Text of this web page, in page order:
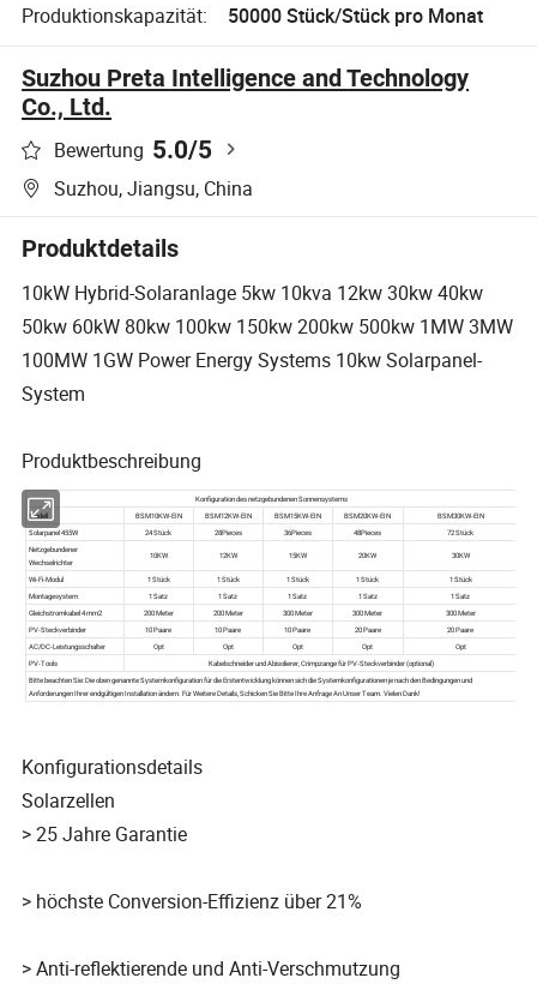
Produktionskapazität:
50000 Stück/Stück pro Monat
Suzhou Preta Intelligence and Technology
Co., Ltd.
Bewertung 5.0/5
Suzhou, Jiangsu, China
Produktdetails
10kW Hybrid-Solaranlage 5kw 10kva 12kw 30kw 40kw
50kw 60kW 80kw 100kw 150kw 200kw 500kw 1MW 3MW
100MW 1GW Power Energy Systems 10kw Solarpanel-
System
Produktbeschreibung
Konfigurationsdetails
Solarzellen
> 25 Jahre Garantie
> höchste Conversion-Effizienz über 21%
> Anti-reflektierende und Anti-Verschmutzung